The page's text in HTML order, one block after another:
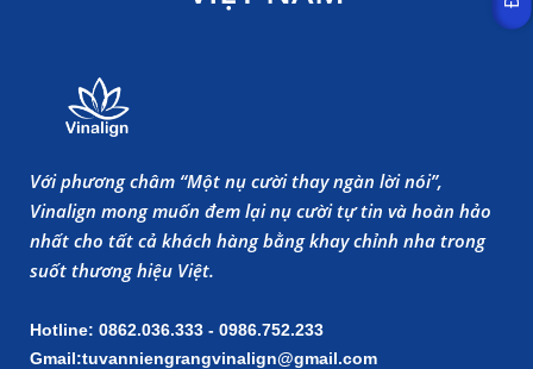
Với phương châm “Một nụ cười thay ngàn lời nói”,
Vinalign mong muốn đem lại nụ cười tự tin và hoàn hảo
nhất cho tất cả khách hàng bằng khay chỉnh nha trong
suốt thương hiệu Việt.
Hotline: 0862.036.333 - 0986.752.233
Gmail:tuvanniengrangvinalign@gmail.com